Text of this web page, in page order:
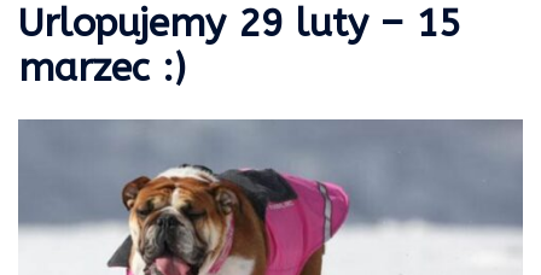
Urlopujemy 29 luty – 15
marzec :)